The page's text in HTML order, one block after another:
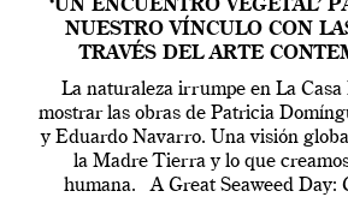
‘UN ENCUENTRO VEGETAL’
NUESTRO VÍNCULO CON
TRAVÉS DEL ARTE
La naturaleza irrumpe en La
mostrar las obras de Patricia
y Eduardo Navarro. Una visión
la Madre Tierra y lo que
humana. A Great Seaweed Day: